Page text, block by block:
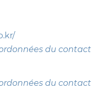
du contact
du contact